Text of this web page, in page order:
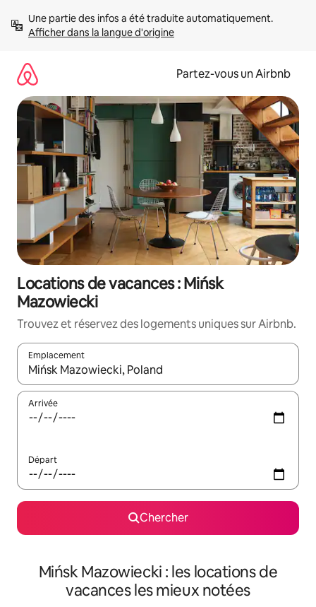
directement
Afficher dans la langue d'origine
Partez-vous un Airbnb
Locations de vacances : Mińsk
Mazowiecki
Trouvez et réservez des logements uniques sur Airbnb.
Emplacement
Quand les résultats sont affichés, parcourez-les en utilisant
Arrivée
Départ
Chercher
Mińsk Mazowiecki : les locations de
vacances les mieux notées